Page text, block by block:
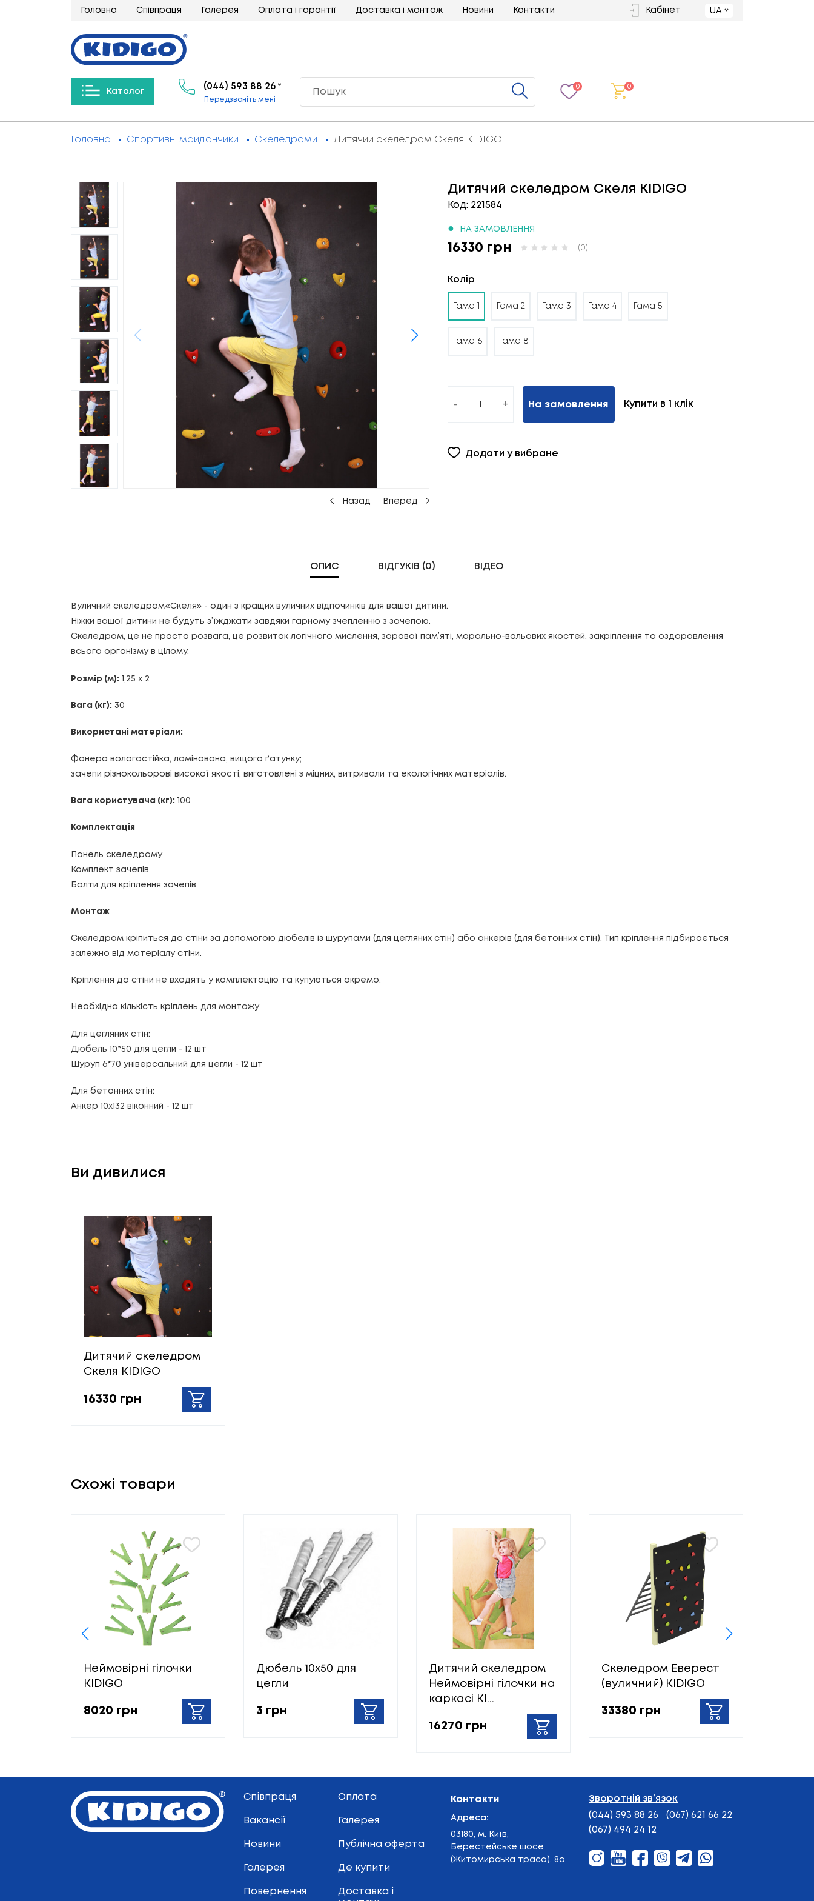
Головна Співпраця Галерея Оплата і гарантії Доставка і монтаж Новини Контакти Кабінет UA
Каталог
(044) 593 88 26
Передзвоніть мені
0 0
Головна Спортивні майданчики Скеледроми Дитячий скеледром Скеля KIDIGO
Назад Вперед
Дитячий скеледром Скеля KIDIGO
Код: 221584
● НА ЗАМОВЛЕННЯ
16330 грн (0)
Колір
Гама 1 Гама 2 Гама 3 Гама 4 Гама 5
Гама 6 Гама 8
- + На замовлення Купити в 1 клік
Додати у вибране
ОПИС ВІДГУКІВ (0) ВІДЕО
Вуличний скеледром«Скеля» - один з кращих вуличних відпочинків для вашої дитини.
Ніжки вашої дитини не будуть з’їжджати завдяки гарному зчепленню з зачепою.
Скеледром, це не просто розвага, це розвиток логічного мислення, зорової пам’яті, морально-вольових якостей, закріплення та оздоровлення
всього організму в цілому.
Розмір (м): 1,25 х 2
Вага (кг): 30
Використані матеріали:
Фанера вологостійка, ламінована, вищого ґатунку;
зачепи різнокольорові високої якості, виготовлені з міцних, витривали та екологічних матеріалів.
Вага користувача (кг): 100
Комплектація
Панель скеледрому
Комплект зачепів
Болти для кріплення зачепів
Монтаж
Скеледром кріпиться до стіни за допомогою дюбелів із шурупами (для цегляних стін) або анкерів (для бетонних стін). Тип кріплення підбирається
залежно від матеріалу стіни.
Кріплення до стіни не входять у комплектацію та купуються окремо.
Необхідна кількість кріплень для монтажу
Для цегляних стін:
Дюбель 10*50 для цегли - 12 шт
Шуруп 6*70 універсальний для цегли - 12 шт
Для бетонних стін:
Анкер 10х132 віконний - 12 шт
Ви дивилися
Дитячий скеледром
Скеля KIDIGO
16330 грн
Схожі товари
Неймовірні гілочки
KIDIGO
8020 грн
Дюбель 10х50 для
цегли
3 грн
Дитячий скеледром
Неймовірні гілочки на
каркасі KI...
16270 грн
Скеледром Еверест
(вуличний) KIDIGO
33380 грн
Співпраця Оплата
Вакансії Галерея
Новини Публічна оферта
Галерея Де купити
Повернення
Доставка і
Контакти
Адреса:
03180, м. Київ,
Берестейське шосе
(Житомирська траса), 8а
Зворотній зв’язок
(044) 593 88 26
(067) 621 66 22
(067) 494 24 12